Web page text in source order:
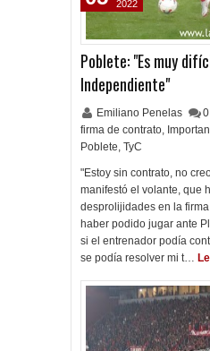
Poblete: "Es muy
Independiente"
Emiliano Penelas 0
firma de contrato,
Poblete, TyC
"Estoy sin contrato, no
manifestó el volante, que
desprolijidades en la
haber podido jugar ante
si el entrenador podía
se podía resolver mi t…
2022